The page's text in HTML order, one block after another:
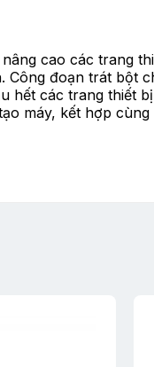
cao các trang
đoạn trát
các trang thiết
máy, kết hợp